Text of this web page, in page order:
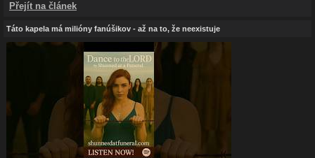
Přejít na článek
Táto kapela má milióny fanúšikov - až na to, že neexistuje